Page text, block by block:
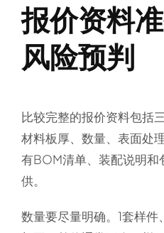
报价资料
风险预判
比较完整的报价资料包括
材料板厚、数量、表面处
有BOM清单、装配说明和
供。
数量要尽量明确。1套样